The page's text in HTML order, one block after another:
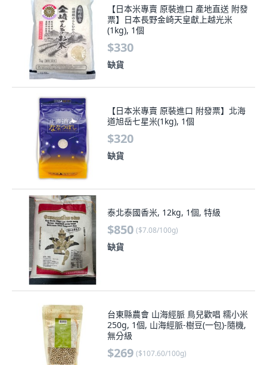
【日本米專賣 原裝進口 產地直送 附發
票】日本長野金崎天皇獻上越光米
(1kg), 1個
$330
缺貨
【日本米專賣 原裝進口 附發票】北海
道旭岳七星米(1kg), 1個
$320
缺貨
泰北泰國香米, 12kg, 1個, 特級
$850 ($7.08/100g)
缺貨
台東縣農會 山海經脈 鳥兒歡唱 糯小米
250g, 1個, 山海經脈-樹豆(一包)-隨機,
無分級
$269 ($107.60/100g)